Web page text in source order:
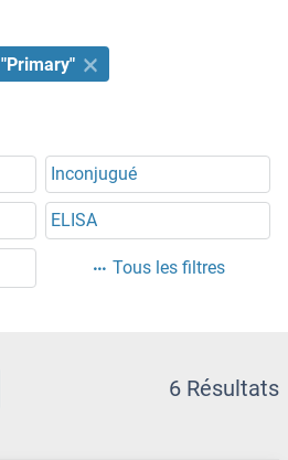
"Primary"
Inconjugué
ELISA
Tous les filtres
6 Résultats